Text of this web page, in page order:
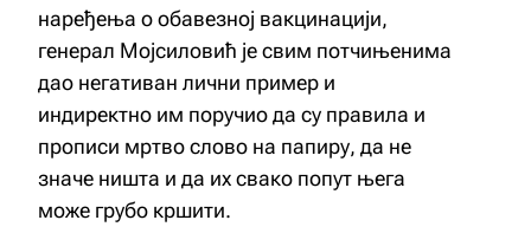
наређења о обавезној вакцинацији,
генерал Мојсиловић је свим потчињенима
дао негативан лични пример и
индиректно им поручио да су правила и
прописи мртво слово на папиру, да не
значе ништа и да их свако попут њега
може грубо кршити.